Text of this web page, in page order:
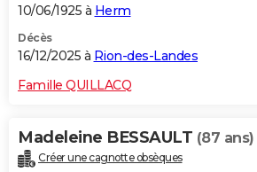
10/06/1925 à Herm
Décès
16/12/2025 à Rion-des-Landes
Famille QUILLACQ
Madeleine BESSAULT (87 ans)
Créer une cagnotte obsèques